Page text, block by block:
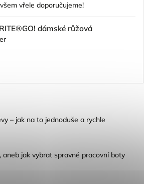
vřele doporučujeme!
dámské růžová
– jak na to jednoduše a rychle
aneb jak vybrat spravné pracovní boty